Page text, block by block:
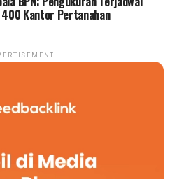
Kantor Pertanahan